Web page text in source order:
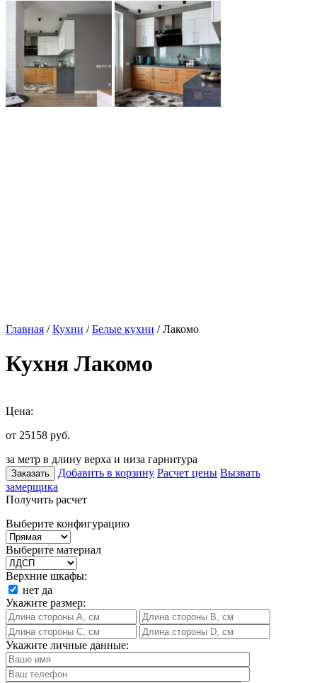
Главная /Кухни /Белые кухни / Лакомо
Кухня Лакомо
Цена:
от 25158 руб.
за метр в длину верха и низа гарнитура
Заказать Добавить в корзину Расчет цены Вызвать
замерщика
Получить расчет
Выберите конфигурацию
Выберите материал
Верхние шкафы:
нет да
Укажите размер:
Укажите личные данные: